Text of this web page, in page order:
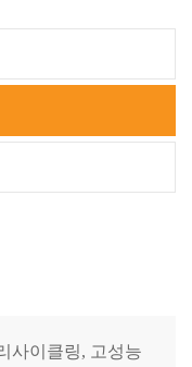
사이클링, 고성능